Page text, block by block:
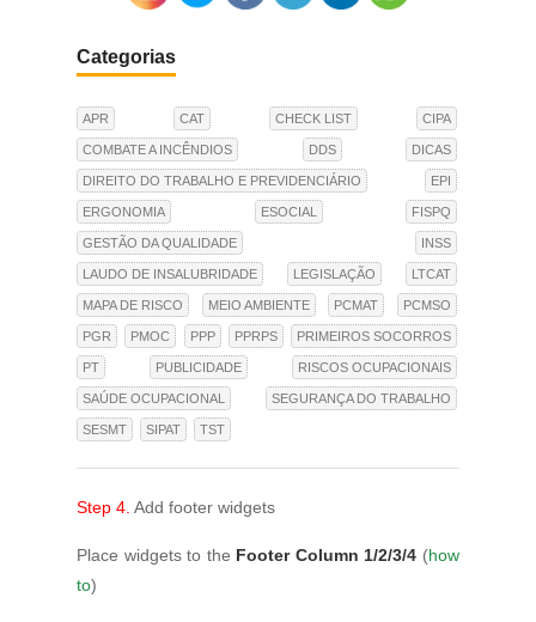
Categorias
APR CAT CHECK LIST CIPA
COMBATE A INCÊNDIOS DDS DICAS
DIREITO DO TRABALHO E PREVIDENCIÁRIO EPI
ERGONOMIA ESOCIAL FISPQ
GESTÃO DA QUALIDADE INSS
LAUDO DE INSALUBRIDADE LEGISLAÇÃO LTCAT
MAPA DE RISCO MEIO AMBIENTE PCMAT PCMSO
PGR PMOC PPP PPRPS PRIMEIROS SOCORROS
PT PUBLICIDADE RISCOS OCUPACIONAIS
SAÚDE OCUPACIONAL SEGURANÇA DO TRABALHO
SESMT SIPAT TST
Step 4. Add footer widgets
Place widgets to the Footer Column 1/2/3/4 (how
to)